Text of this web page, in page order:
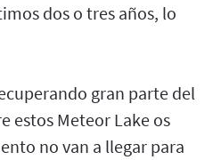
dos o tres años, lo
gran parte del
estos Meteor Lake os
no van a llegar para